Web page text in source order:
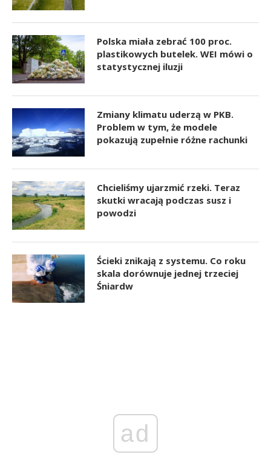
Polska miała zebrać 100 proc.
plastikowych butelek. WEI mówi o
statystycznej iluzji
Zmiany klimatu uderzą w PKB.
Problem w tym, że modele
pokazują zupełnie różne rachunki
Chcieliśmy ujarzmić rzeki. Teraz
skutki wracają podczas susz i
powodzi
Ścieki znikają z systemu. Co roku
skala dorównuje jednej trzeciej
Śniardw
ad